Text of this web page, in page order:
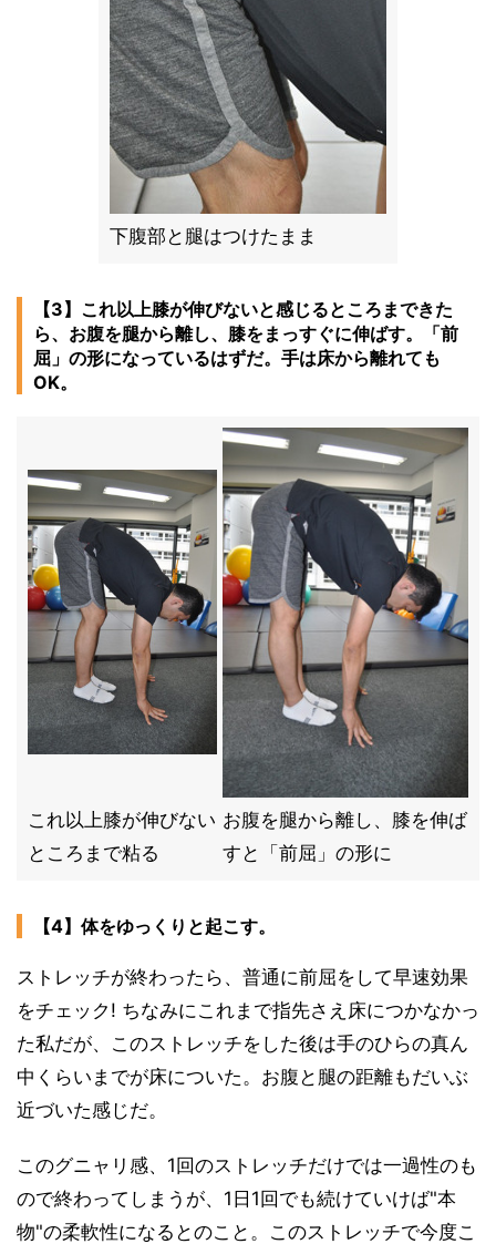
下腹部と腿はつけたまま
【3】これ以上膝が伸びないと感じるところまできた
ら、お腹を腿から離し、膝をまっすぐに伸ばす。「前
屈」の形になっているはずだ。手は床から離れても
OK。
これ以上膝が伸びない
ところまで粘る
お腹を腿から離し、膝を伸ば
すと「前屈」の形に
【4】体をゆっくりと起こす。
ストレッチが終わったら、普通に前屈をして早速効果
をチェック! ちなみにこれまで指先さえ床につかなかっ
た私だが、このストレッチをした後は手のひらの真ん
中くらいまでが床についた。お腹と腿の距離もだいぶ
近づいた感じだ。
このグニャリ感、1回のストレッチだけでは一過性のも
ので終わってしまうが、1日1回でも続けていけば"本
物"の柔軟性になるとのこと。このストレッチで今度こ